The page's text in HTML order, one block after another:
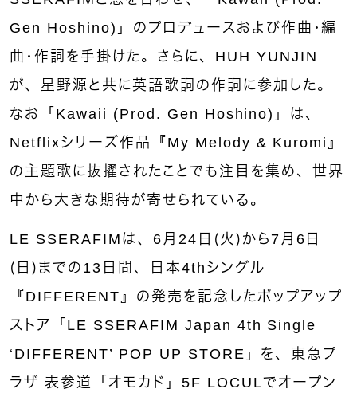
Gen Hoshino)」のプロデュースおよび作曲・編
曲・作詞を手掛けた。さらに、HUH YUNJIN
が、星野源と共に英語歌詞の作詞に参加した。
なお「Kawaii (Prod. Gen Hoshino)」は、
Netflixシリーズ作品『My Melody & Kuromi』
の主題歌に抜擢されたことでも注目を集め、世界
中から大きな期待が寄せられている。
LE SSERAFIMは、6月24日（火）から7月6日
（日）までの13日間、日本4thシングル
『DIFFERENT』の発売を記念したポップアップ
ストア「LE SSERAFIM Japan 4th Single
‘DIFFERENT’ POP UP STORE」を、東急プ
ラザ 表参道「オモカド」5F LOCULでオープン